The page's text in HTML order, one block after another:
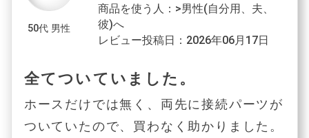
50代 男性
商品を使う人：>男性(自分用、夫、
彼)へ
レビュー投稿日：2026年06月17日
全てついていました。
ホースだけでは無く、両先に接続パーツが
ついていたので、買わなく助かりました。